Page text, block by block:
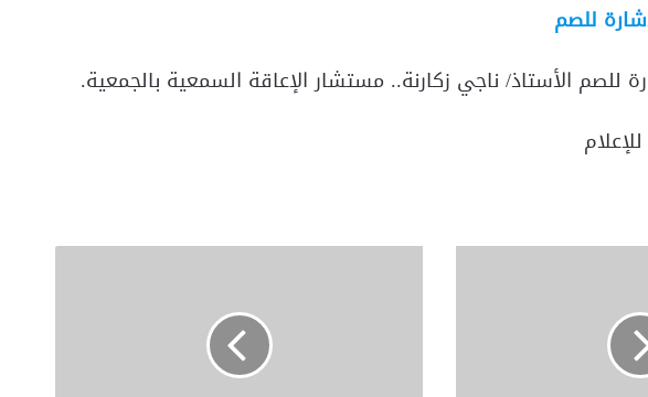
للصم
للصم الأستاذ/ ناجي زكارنة.. مستشار الإعاقة السمعية بالجمعية.